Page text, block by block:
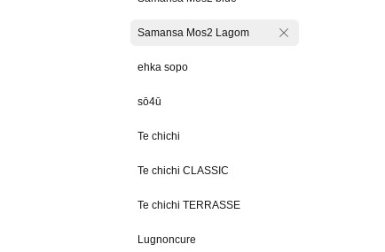
Samansa Mos2 Lagom
ehka sopo
sō4ū
Te chichi
Te chichi CLASSIC
Te chichi TERRASSE
Lugnoncure